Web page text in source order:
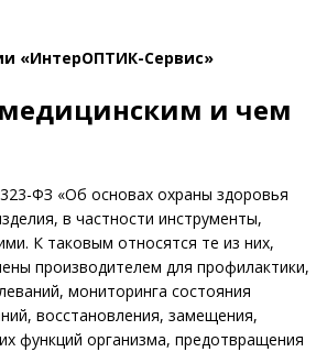
«ИнтерОПТИК-Сервис»
медицинским и чем
ФЗ «Об основах охраны здоровья
в частности инструменты,
К таковым относятся те из них,
производителем для профилактики,
мониторинга состояния
восстановления, замещения,
функций организма, предотвращения